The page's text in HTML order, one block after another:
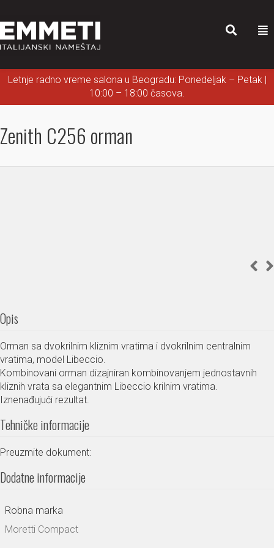
Letnje radno vreme salona u Beogradu: Ponedeljak – Petak |
10:00 – 18:00 časova.
Zenith C256 orman
Opis
Orman sa dvokrilnim kliznim vratima i dvokrilnim centralnim
vratima, model Libeccio.
Kombinovani orman dizajniran kombinovanjem jednostavnih
kliznih vrata sa elegantnim Libeccio krilnim vratima.
Iznenađujući rezultat.
Tehničke informacije
Preuzmite dokument:
Dodatne informacije
Robna marka
Moretti Compact